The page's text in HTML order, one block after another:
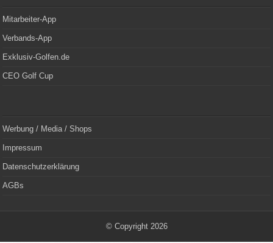
Mitarbeiter-App
Verbands-App
Exklusiv-Golfen.de
CEO Golf Cup
Werbung / Media / Shops
Impressum
Datenschutzerklärung
AGBs
© Copyright 2026